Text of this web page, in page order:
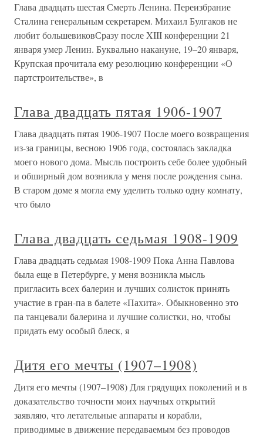
Глава двадцать шестая Смерть Ленина. Переизбрание
Сталина генеральным секретарем. Михаил Булгаков не
любит большевиковСразу после XIII конференции 21
января умер Ленин. Буквально накануне, 19–20 января,
Крупская прочитала ему резолюцию конференции «О
партстроительстве», в
Глава двадцать пятая 1906-1907
Глава двадцать пятая 1906-1907 После моего возвращения
из-за границы, весною 1906 года, состоялась закладка
моего нового дома. Мысль построить себе более удобный
и обширный дом возникла у меня после рождения сына.
В старом доме я могла ему уделить только одну комнату,
что было
Глава двадцать седьмая 1908-1909
Глава двадцать седьмая 1908-1909 Пока Анна Павлова
была еще в Петербурге, у меня возникла мысль
пригласить всех балерин и лучших солисток принять
участие в гран-па в балете «Пахита». Обыкновенно это
па танцевали балерина и лучшие солистки, но, чтобы
придать ему особый блеск, я
Дитя его мечты (1907–1908)
Дитя его мечты (1907–1908) Для грядущих поколений и в
доказательство точности моих научных открытий
заявляю, что летательные аппараты и корабли,
приводимые в движение передаваемым без проводов